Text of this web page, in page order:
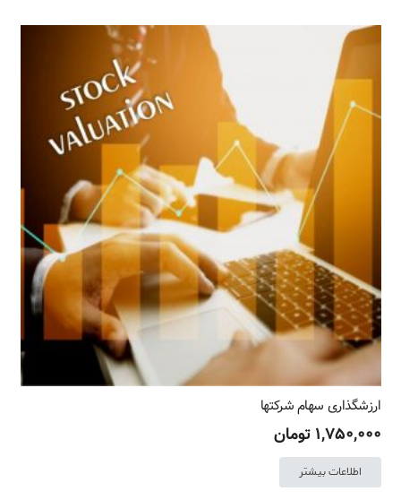
۲,۹۰۰,۰۰۰ تومان
انواع
مختلفی
می
باشد.
گزینه
ها
ممکن
است
در
صفحه
محصول
انتخاب
شوند
ارزشگذاری سهام شرکتها
۱,۷۵۰,۰۰۰ تومان
اطلاعات بیشتر